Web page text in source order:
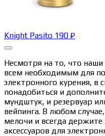
Knight Pasito 190 ₽
Несмотря на то, что
всем необходимым для
электронного курения,
понадобиться и
мундштук, и резервуар
вейпинга. В любом
мелочи и всегда
аксессуаров для